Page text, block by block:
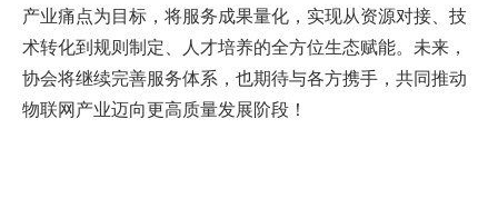
产业痛点为目标，将服务成果量化，实现从资源对接、技
术转化到规则制定、人才培养的全方位生态赋能。未来，
协会将继续完善服务体系，也期待与各方携手，共同推动
物联网产业迈向更高质量发展阶段！